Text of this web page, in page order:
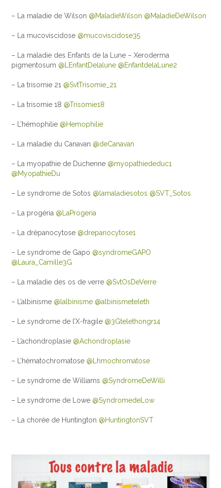
– La maladie de Wilson @MaladieWilson @MaladieDeWilson
– La mucoviscidose @mucoviscidose35
– La maladie des Enfants de la Lune – Xeroderma
pigmentosum @LEnfantDelalune @EnfantdelaLune2
– La trisomie 21 @SvtTrisomie_21
– La trisomie 18 @Trisomie18
– L’hémophilie @Hemophilie
– La maladie du Canavan @deCanavan
– La myopathie de Duchenne @myopathiededuc1
@MyopathieDu
– Le syndrome de Sotos @lamaladiesotos @SVT_Sotos
– La progéria @LaProgeria
– La drépanocytose @drepanocytose1
– Le syndrome de Gapo @syndromeGAPO
@Laura_Camille3G
– La maladie des os de verre @SvtOsDeVerre
– L’albinisme @lalbinisme @albinismeteleth
– Le syndrome de l’X-fragile @3Gtelethongr14
– L’achondroplasie @Achondroplasie
– L’hématochromatose @Lhmochromatose
– Le syndrome de Williams @SyndromeDeWilli
– Le syndrome de Lowe @SyndromedeLow
– La chorée de Huntington @HuntingtonSVT